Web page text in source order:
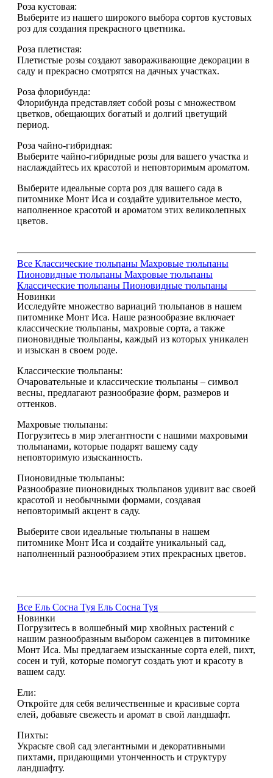
Роза кустовая:
Выберите из нашего широкого выбора сортов кустовых
роз для создания прекрасного цветника.
Роза плетистая:
Плетистые розы создают завораживающие декорации в
саду и прекрасно смотрятся на дачных участках.
Роза флорибунда:
Флорибунда представляет собой розы с множеством
цветков, обещающих богатый и долгий цветущий
период.
Роза чайно-гибридная:
Выберите чайно-гибридные розы для вашего участка и
наслаждайтесь их красотой и неповторимым ароматом.
Выберите идеальные сорта роз для вашего сада в
питомнике Монт Иса и создайте удивительное место,
наполненное красотой и ароматом этих великолепных
цветов.
Все Классические тюльпаны Махровые тюльпаны
Пионовидные тюльпаны Махровые тюльпаны
Классические тюльпаны Пионовидные тюльпаны
Новинки
Исследуйте множество вариаций тюльпанов в нашем
питомнике Монт Иса. Наше разнообразие включает
классические тюльпаны, махровые сорта, а также
пионовидные тюльпаны, каждый из которых уникален
и изыскан в своем роде.
Классические тюльпаны:
Очаровательные и классические тюльпаны – символ
весны, предлагают разнообразие форм, размеров и
оттенков.
Махровые тюльпаны:
Погрузитесь в мир элегантности с нашими махровыми
тюльпанами, которые подарят вашему саду
неповторимую изысканность.
Пионовидные тюльпаны:
Разнообразие пионовидных тюльпанов удивит вас своей
красотой и необычными формами, создавая
неповторимый акцент в саду.
Выберите свои идеальные тюльпаны в нашем
питомнике Монт Иса и создайте уникальный сад,
наполненный разнообразием этих прекрасных цветов.
Все Ель Сосна Туя Ель Сосна Туя
Новинки
Погрузитесь в волшебный мир хвойных растений с
нашим разнообразным выбором саженцев в питомнике
Монт Иса. Мы предлагаем изысканные сорта елей, пихт,
сосен и туй, которые помогут создать уют и красоту в
вашем саду.
Ели:
Откройте для себя величественные и красивые сорта
елей, добавьте свежесть и аромат в свой ландшафт.
Пихты:
Украсьте свой сад элегантными и декоративными
пихтами, придающими утонченность и структуру
ландшафту.